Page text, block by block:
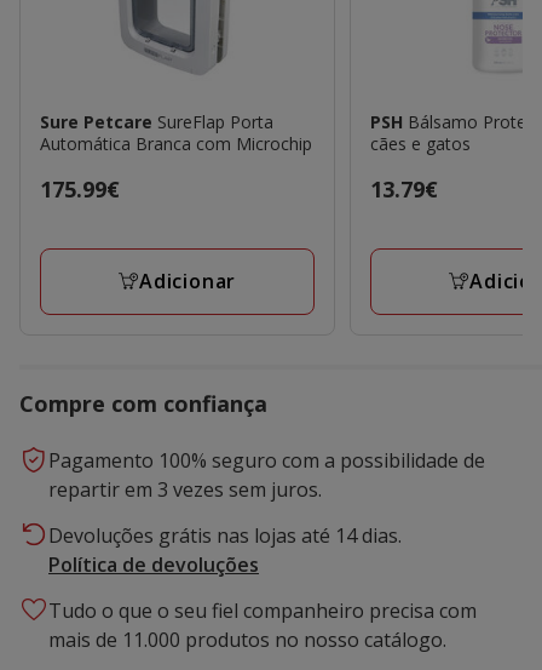
Sure Petcare SureFlap Porta
Automática Branca com Microchip
Preço
175.99€
Adicionar
PSH Bálsamo
cães e gatos
Preço
13.79€
Compre com confiança
Pagamento 100% seguro com a possibilidade de
repartir em 3 vezes sem juros.
Devoluções grátis nas lojas até 14 dias.
Política de devoluções
Tudo o que o seu fiel companheiro precisa com
mais de 11.000 produtos no nosso catálogo.